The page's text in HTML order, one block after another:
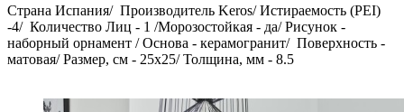
Страна Испания/ Производитель Keros/ Истираемость (PEI)
-4/ Количество Лиц - 1 /Морозостойкая - да/ Рисунок -
наборный орнамент / Основа - керамогранит/ Поверхность -
матовая/ Размер, см - 25x25/ Толщина, мм - 8.5